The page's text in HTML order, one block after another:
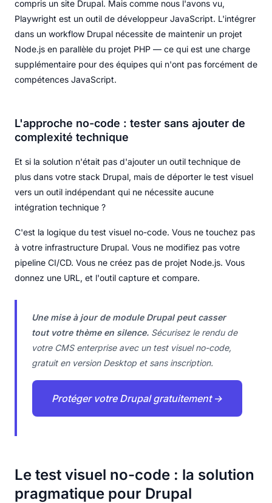
compris un site Drupal. Mais comme nous l'avons vu,
Playwright est un outil de développeur JavaScript. L'intégrer
dans un workflow Drupal nécessite de maintenir un projet
Node.js en parallèle du projet PHP — ce qui est une charge
supplémentaire pour des équipes qui n'ont pas forcément de
compétences JavaScript.
L'approche no-code : tester sans ajouter de
complexité technique
Et si la solution n'était pas d'ajouter un outil technique de
plus dans votre stack Drupal, mais de déporter le test visuel
vers un outil indépendant qui ne nécessite aucune
intégration technique ?
C'est la logique du test visuel no-code. Vous ne touchez pas
à votre infrastructure Drupal. Vous ne modifiez pas votre
pipeline CI/CD. Vous ne créez pas de projet Node.js. Vous
donnez une URL, et l'outil capture et compare.
Une mise à jour de module Drupal peut casser
tout votre thème en silence. Sécurisez le rendu de
votre CMS enterprise avec un test visuel no-code,
gratuit en version Desktop et sans inscription.
Protéger votre Drupal gratuitement →
Le test visuel no-code : la solution
pragmatique pour Drupal